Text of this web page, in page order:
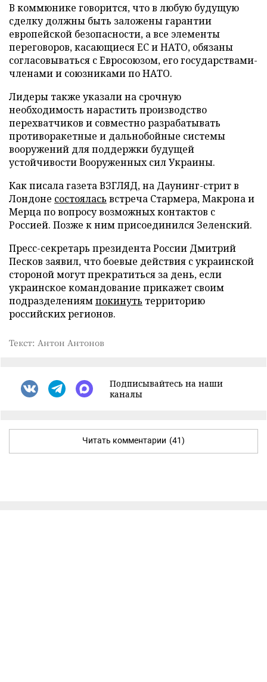
В коммюнике говорится, что в любую будущую
сделку должны быть заложены гарантии
европейской безопасности, а все элементы
переговоров, касающиеся ЕС и НАТО, обязаны
согласовываться с Евросоюзом, его государствами-
членами и союзниками по НАТО.
Лидеры также указали на срочную
необходимость нарастить производство
перехватчиков и совместно разрабатывать
противоракетные и дальнобойные системы
вооружений для поддержки будущей
устойчивости Вооруженных сил Украины.
Как писала газета ВЗГЛЯД, на Даунинг-стрит в
Лондоне состоялась встреча Стармера, Макрона и
Мерца по вопросу возможных контактов с
Россией. Позже к ним присоединился Зеленский.
Пресс-секретарь президента России Дмитрий
Песков заявил, что боевые действия с украинской
стороной могут прекратиться за день, если
украинское командование прикажет своим
подразделениямпокинуть территорию
российских регионов.
Текст: Антон Антонов
Подписывайтесь на наши
каналы
Читать комментарии (41)